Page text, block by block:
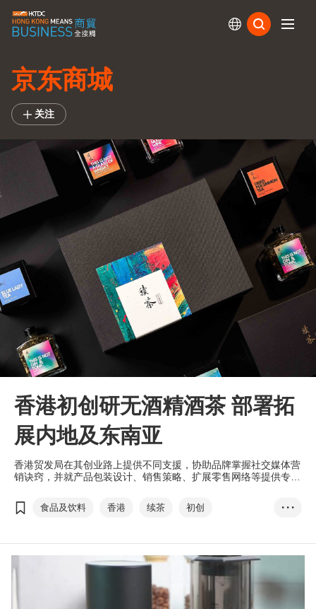
京东商城
关注
香港初创研无酒精酒茶 部署拓
展内地及东南亚
香港贸发局在其创业路上提供不同支援，协助品牌掌握社交媒体营
销诀窍，并就产品包装设计、销售策略、扩展零售网络等提供专业
食品及饮料 香港 续茶
初创
美食博览
• • •